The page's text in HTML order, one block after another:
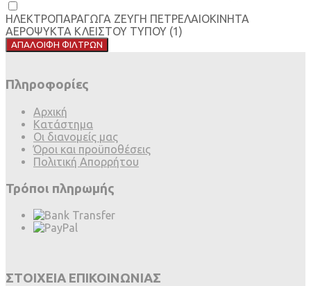
ΗΛΕΚΤΡΟΠΑΡΑΓΩΓΑ ΖΕΥΓΗ ΠΕΤΡΕΛΑΙΟΚΙΝΗΤΑ
ΑΕΡΟΨΥΚΤΑ ΚΛΕΙΣΤΟΥ ΤΥΠΟΥ (1)
ΑΠΑΛΟΙΦΗ ΦΙΛΤΡΩΝ
Πληροφορίες
Αρχική
Κατάστημα
Οι διανομείς μας
Όροι και προϋποθέσεις
Πολιτική Απορρήτου
Τρόποι πληρωμής
ΣΤΟΙΧΕΙΑ ΕΠΙΚΟΙΝΩΝΙΑΣ